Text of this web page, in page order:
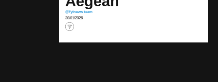
@fyinews team
30/01/2026